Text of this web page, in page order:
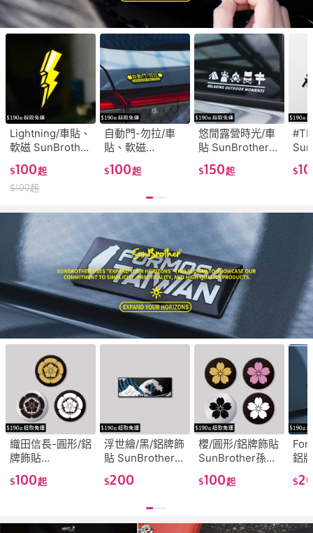
Lightning/車貼、
軟磁 SunBrother
孫氏兄弟 3M 反
光貼紙 防水貼紙
車貼貼紙 軟性磁
$100起
$100起
自動門-勿拉/車
貼、軟磁
SunBrother孫氏
兄弟 3M 反光貼
$100起
悠閒露營時光/車
貼 SunBrother孫
氏兄弟 3M 反光
貼紙 防水貼紙 車
$150起
兄
紙
$
織田信長-圓形/鋁
牌飾貼
兄弟 金屬質感 防
$100起
浮世繪/黑/鋁牌飾
貼 SunBrother孫
防水 鋁牌 車貼
$200
櫻/圓形/鋁牌飾貼
SunBrother孫氏
水 鋁牌 車貼
$100起
鋁
兄
$